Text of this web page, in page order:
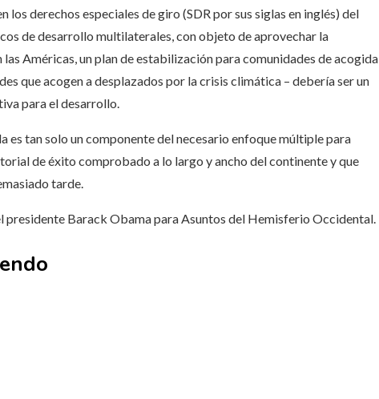
los derechos especiales de giro (SDR por sus siglas en inglés) del
de desarrollo multilaterales, con objeto de aprovechar la
Américas, un plan de estabilización para comunidades de acogida
que acogen a desplazados por la crisis climática – debería ser un
para el desarrollo.
es tan solo un componente del necesario enfoque múltiple para
de éxito comprobado a lo largo y ancho del continente y que
tarde.
presidente Barack Obama para Asuntos del Hemisferio Occidental.